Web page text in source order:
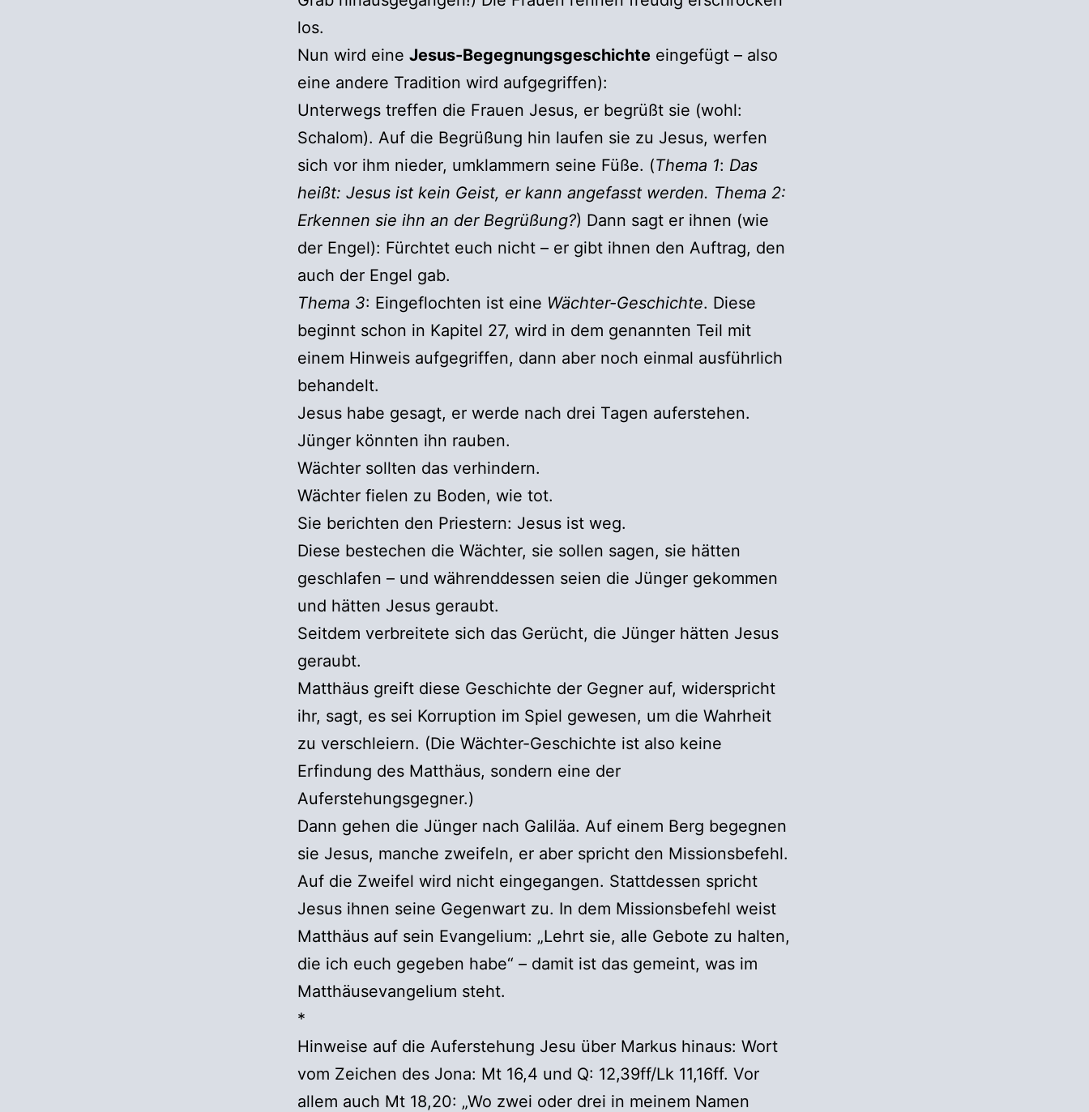
los.
Nun wird eine Jesus-Begegnungsgeschichte eingefügt – also
eine andere Tradition wird aufgegriffen):
Unterwegs treffen die Frauen Jesus, er begrüßt sie (wohl:
Schalom). Auf die Begrüßung hin laufen sie zu Jesus, werfen
sich vor ihm nieder, umklammern seine Füße. (Thema 1: Das
heißt: Jesus ist kein Geist, er kann angefasst werden. Thema 2:
Erkennen sie ihn an der Begrüßung?) Dann sagt er ihnen (wie
der Engel): Fürchtet euch nicht – er gibt ihnen den Auftrag, den
auch der Engel gab.
Thema 3: Eingeflochten ist eine Wächter-Geschichte. Diese
beginnt schon in Kapitel 27, wird in dem genannten Teil mit
einem Hinweis aufgegriffen, dann aber noch einmal ausführlich
behandelt.
Jesus habe gesagt, er werde nach drei Tagen auferstehen.
Jünger könnten ihn rauben.
Wächter sollten das verhindern.
Wächter fielen zu Boden, wie tot.
Sie berichten den Priestern: Jesus ist weg.
Diese bestechen die Wächter, sie sollen sagen, sie hätten
geschlafen – und währenddessen seien die Jünger gekommen
und hätten Jesus geraubt.
Seitdem verbreitete sich das Gerücht, die Jünger hätten Jesus
geraubt.
Matthäus greift diese Geschichte der Gegner auf, widerspricht
ihr, sagt, es sei Korruption im Spiel gewesen, um die Wahrheit
zu verschleiern. (Die Wächter-Geschichte ist also keine
Erfindung des Matthäus, sondern eine der
Auferstehungsgegner.)
Dann gehen die Jünger nach Galiläa. Auf einem Berg begegnen
sie Jesus, manche zweifeln, er aber spricht den Missionsbefehl.
Auf die Zweifel wird nicht eingegangen. Stattdessen spricht
Jesus ihnen seine Gegenwart zu. In dem Missionsbefehl weist
Matthäus auf sein Evangelium: „Lehrt sie, alle Gebote zu halten,
die ich euch gegeben habe“ – damit ist das gemeint, was im
Matthäusevangelium steht.
*
Hinweise auf die Auferstehung Jesu über Markus hinaus: Wort
vom Zeichen des Jona: Mt 16,4 und Q: 12,39ff/Lk 11,16ff. Vor
allem auch Mt 18,20: „Wo zwei oder drei in meinem Namen